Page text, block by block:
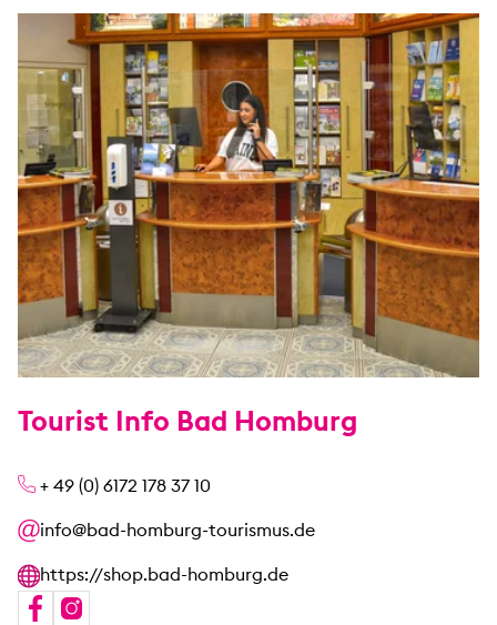
Tourist Info Bad Homburg
+ 49 (0) 6172 178 37 10
info@bad-homburg-tourismus.de
https://shop.bad-homburg.de